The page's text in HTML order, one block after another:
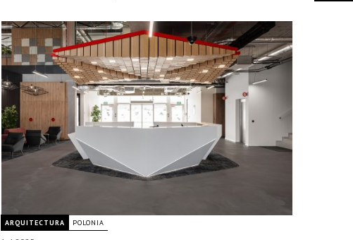
ARQUITECTURA POLONIA